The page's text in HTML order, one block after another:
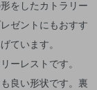
をしたカトラリー
ゼントにもおすす
ています。
ーレストです。
良い形状です。裏